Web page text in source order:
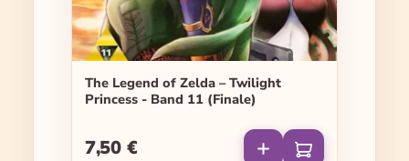
The Legend of Zelda – Twilight
Princess - Band 11 (Finale)
Regulärer Preis:
7,50 €